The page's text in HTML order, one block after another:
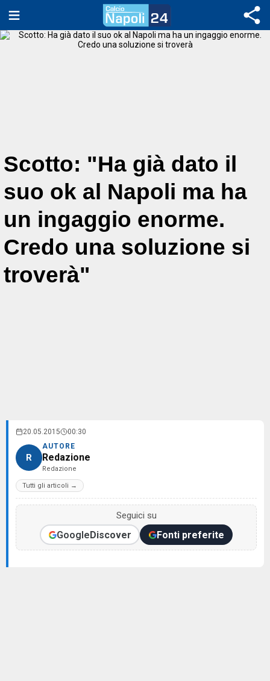
Scotto: "Ha già dato il
suo ok al Napoli ma ha
un ingaggio enorme.
Credo una soluzione si
troverà"
20.05.2015 00:30
R
AUTORE
Redazione
Redazione
Tutti gli articoli →
Seguici su
GoogleDiscover Fonti preferite